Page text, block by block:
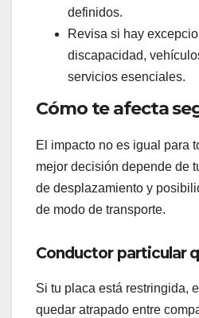
definidos.
Revisa si hay
discapacidad,
servicios esenciales.
Cómo te afecta
El impacto no es igual para
mejor decisión depende de
de desplazamiento y
de modo de transporte.
Conductor particular
Si tu placa está restringida,
quedar atrapado entre